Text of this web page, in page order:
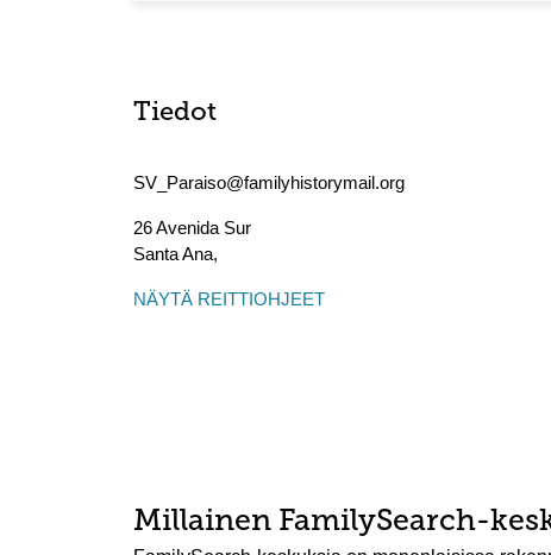
Tiedot
SV_Paraiso@familyhistorymail.org
26 Avenida Sur
Santa Ana,
NÄYTÄ REITTIOHJEET
Millainen FamilySearch-